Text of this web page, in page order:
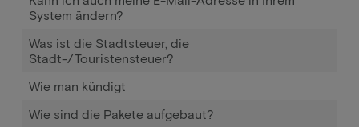
System ändern?
Was ist die Stadtsteuer, die
Stadt-/Touristensteuer?
Wie man kündigt
Wie sind die Pakete aufgebaut?